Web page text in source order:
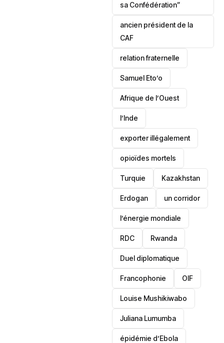
sa Confédération”
ancien président de la
CAF
relation fraternelle
Samuel Eto’o
Afrique de l’Ouest
l’Inde
exporter illégalement
opioïdes mortels
‎Turquie Kazakhstan
Erdogan un corridor
l’énergie mondiale
RDC Rwanda
Duel diplomatique
Francophonie OIF
Louise Mushikiwabo
Juliana Lumumba
épidémie d’Ebola